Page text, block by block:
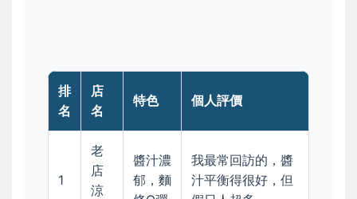
排
名
店
名
特色 個人評價
1
老
店
涼
醬汁濃
郁，麵
我最常回訪的，醬
汁平衡得很好，但